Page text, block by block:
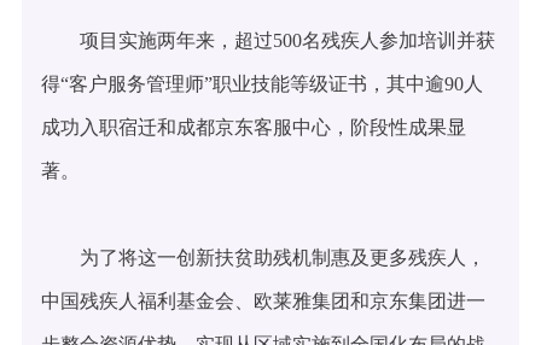
项目实施两年来，超过500名残疾人参加培训并获
得“客户服务管理师”职业技能等级证书，其中逾90人
成功入职宿迁和成都京东客服中心，阶段性成果显
著。
为了将这一创新扶贫助残机制惠及更多残疾人，
中国残疾人福利基金会、欧莱雅集团和京东集团进一